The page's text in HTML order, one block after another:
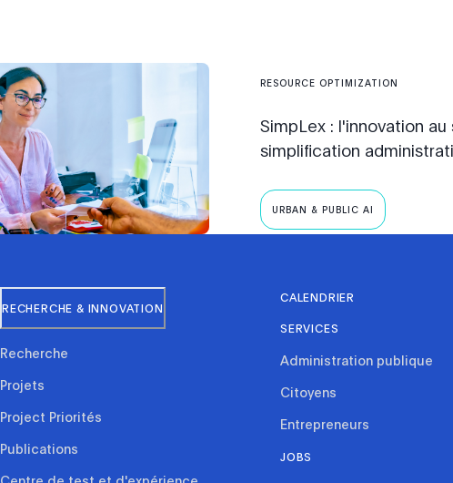
RESOURCE OPTIMIZATION
SimpLex : l'innovation
simplification
URBAN & PUBLIC AI
RECHERCHE & INNOVATION
Recherche
Projets
Project Priorités
Publications
CALENDRIER
SERVICES
Administration publique
Citoyens
Entrepreneurs
JOBS